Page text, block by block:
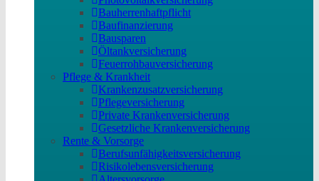
Bauherrenhaftpflicht
Baufinanzierung
Bausparen
Öltankversicherung
Feuerrohbauversicherung
Pflege & Krankheit
Krankenzusatzversicherung
Pflegeversicherung
Private Krankenversicherung
Gesetzliche Krankenversicherung
Rente & Vorsorge
Berufs­unfähigkeitsversicherung
Risikolebensversicherung